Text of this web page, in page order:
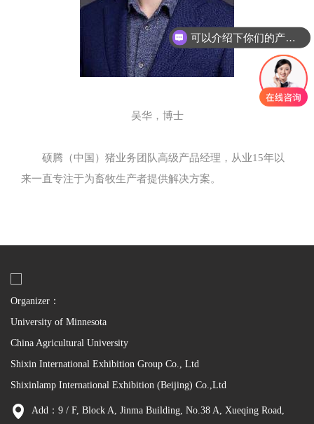
吴华，博士
硕腾（中国）猪业务团队高级产品经理，从业15年以
来一直专注于为畜牧生产者提供解决方案。
Organizer：
University of Minnesota
China Agricultural University
Shixin International Exhibition Group Co., Ltd
Shixinlamp International Exhibition (Beijing) Co.,Ltd
Add：9 / F, Block A, Jinma Building, No.38 A, Xueqing Road,
可以介绍下你们的产品么